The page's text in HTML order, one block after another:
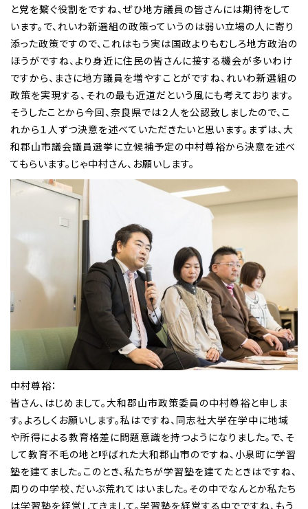
と党を繋ぐ役割をですね、ぜひ地方議員の皆さんには期待をして
います。で、れいわ新選組の政策っていうのは弱い立場の人に寄り
添った政策ですので、これはもう実は国政よりもむしろ地方政治の
ほうがですね、より身近に住民の皆さんに接する機会が多いわけ
ですから、まさに地方議員を増やすことがですね、れいわ新選組の
政策を実現する、それの最も近道だという風にも考えております。
そうしたことから今回、奈良県では２人を公認致しましたので、こ
れから１人ずつ決意を述べていただきたいと思います。まずは、大
和郡山市議会議員選挙に立候補予定の中村尊裕から決意を述べ
てもらいます。じゃ中村さん、お願いします。
中村尊裕：
皆さん、はじめまして。大和郡山市政策委員の中村尊裕と申しま
す。よろしくお願いします。私はですね、同志社大学在学中に地域
や所得による教育格差に問題意識を持つようになりました。で、そ
して教育不毛の地と呼ばれた大和郡山市のですね、小泉町に学習
塾を建てました。このとき、私たちが学習塾を建てたときはですね、
周りの中学校、だいぶ荒れてはいました。その中でなんとか私たち
は学習塾を経営してきまして。学習塾を経営する中でですね、もう